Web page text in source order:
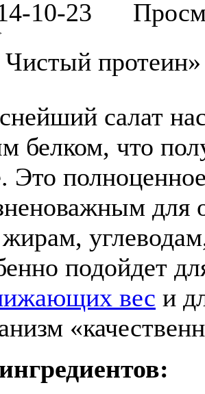
10-23
салат
белком, что
Это
для
подойдет
вес и